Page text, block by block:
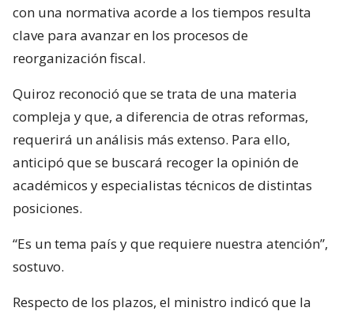
con una normativa acorde a los tiempos resulta
clave para avanzar en los procesos de
reorganización fiscal.
Quiroz reconoció que se trata de una materia
compleja y que, a diferencia de otras reformas,
requerirá un análisis más extenso. Para ello,
anticipó que se buscará recoger la opinión de
académicos y especialistas técnicos de distintas
posiciones.
“Es un tema país y que requiere nuestra atención”,
sostuvo.
Respecto de los plazos, el ministro indicó que la